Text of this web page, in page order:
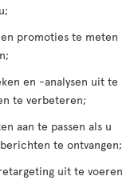
promoties te meten
en -analysen uit te
te verbeteren;
aan te passen als u
te ontvangen;
uit te voeren